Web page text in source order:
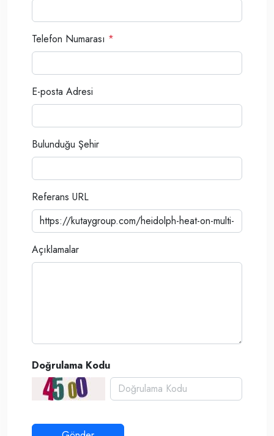
Telefon Numarası *
E-posta Adresi
Bulunduğu Şehir
Referans URL
Açıklamalar
Doğrulama Kodu